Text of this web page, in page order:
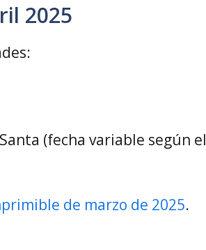
2025
(fecha variable según el
de marzo de 2025.